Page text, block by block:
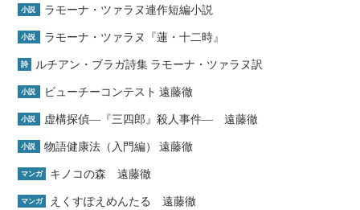
小説 ラモーナ・ツァラヌ連作短編小説
小説 ラモーナ・ツァラヌ『蓮・十二時』
詩 ルチアン・ブラガ詩集 ラモーナ・ツァラヌ訳
小説 ビューチーコンテスト 遠藤徹
小説 虚構探偵―『三四郎』殺人事件― 遠藤徹
小説 物語健康法（入門編） 遠藤徹
マンガ キノコの森 遠藤徹
マンガ えくすぽえめんたる 遠藤徹